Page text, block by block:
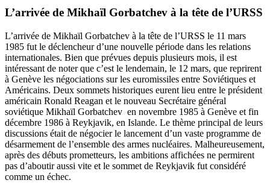
L’arrivée de Mikhaïl Gorbatchev à la tête de l’URSS
L’arrivée de Mikhaïl Gorbatchev à la tête de l’URSS le 11 mars
1985 fut le déclencheur d’une nouvelle période dans les relations
internationales. Bien que prévues depuis plusieurs mois, il est
intéressant de noter que c’est le lendemain, le 12 mars, que reprirent
à Genève les négociations sur les euromissiles entre Soviétiques et
Américains. Deux sommets historiques eurent lieu entre le président
américain Ronald Reagan et le nouveau Secrétaire général
soviétique Mikhaïl Gorbatchev en novembre 1985 à Genève et fin
décembre 1986 à Reykjavik, en Islande. Le thème principal de leurs
discussions était de négocier le lancement d’un vaste programme de
désarmement de l’ensemble des armes nucléaires. Malheureusement,
après des débuts prometteurs, les ambitions affichées ne permirent
pas d’aboutir aussi vite et le sommet de Reykjavik fut considéré
comme un échec.